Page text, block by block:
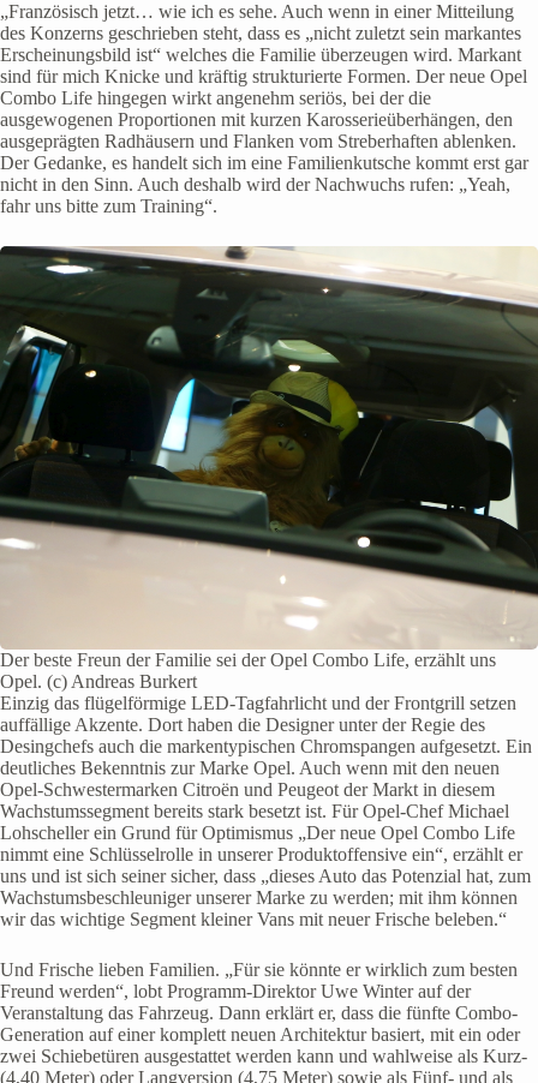
„Französisch jetzt… wie ich es sehe. Auch wenn in einer Mitteilung
des Konzerns geschrieben steht, dass es „nicht zuletzt sein markantes
Erscheinungsbild ist“ welches die Familie überzeugen wird. Markant
sind für mich Knicke und kräftig strukturierte Formen. Der neue Opel
Combo Life hingegen wirkt angenehm seriös, bei der die
ausgewogenen Proportionen mit kurzen Karosserieüberhängen, den
ausgeprägten Radhäusern und Flanken vom Streberhaften ablenken.
Der Gedanke, es handelt sich im eine Familienkutsche kommt erst gar
nicht in den Sinn. Auch deshalb wird der Nachwuchs rufen: „Yeah,
fahr uns bitte zum Training“.
Der beste Freun der Familie sei der Opel Combo Life, erzählt uns
Opel. (c) Andreas Burkert
Einzig das flügelförmige LED-Tagfahrlicht und der Frontgrill setzen
auffällige Akzente. Dort haben die Designer unter der Regie des
Desingchefs auch die markentypischen Chromspangen aufgesetzt. Ein
deutliches Bekenntnis zur Marke Opel. Auch wenn mit den neuen
Opel-Schwestermarken Citroën und Peugeot der Markt in diesem
Wachstumssegment bereits stark besetzt ist. Für Opel-Chef Michael
Lohscheller ein Grund für Optimismus „Der neue Opel Combo Life
nimmt eine Schlüsselrolle in unserer Produktoffensive ein“, erzählt er
uns und ist sich seiner sicher, dass „dieses Auto das Potenzial hat, zum
Wachstumsbeschleuniger unserer Marke zu werden; mit ihm können
wir das wichtige Segment kleiner Vans mit neuer Frische beleben.“
Und Frische lieben Familien. „Für sie könnte er wirklich zum besten
Freund werden“, lobt Programm-Direktor Uwe Winter auf der
Veranstaltung das Fahrzeug. Dann erklärt er, dass die fünfte Combo-
Generation auf einer komplett neuen Architektur basiert, mit ein oder
zwei Schiebetüren ausgestattet werden kann und wahlweise als Kurz-
(4,40 Meter) oder Langversion (4,75 Meter) sowie als Fünf- und als